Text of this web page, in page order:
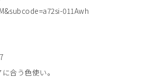
011Awh
合う色使い。